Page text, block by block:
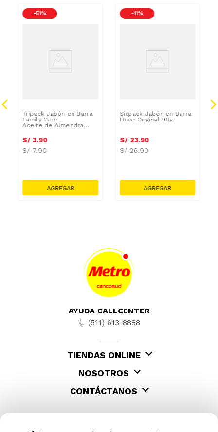
-51 %
Tripack Jabón en Barra
Family Care
Aceite de Almendra
S/ 3.90
S/7.90
-11 %
Sixpack Jabón en Barra
Dove Original 90g
S/ 23.90
S/26.90
AYUDA CALLCENTER
(511) 613-8888
TIENDAS ONLINE
NOSOTROS
CONTÁCTANOS